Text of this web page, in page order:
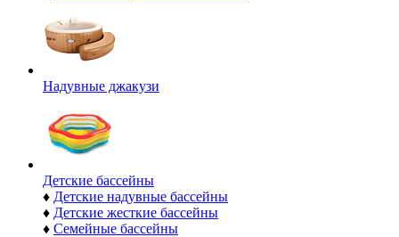
Надувные джакузи
Детские бассейны
♦ Детские надувные бассейны
♦ Детские жесткие бассейны
♦ Семейные бассейны